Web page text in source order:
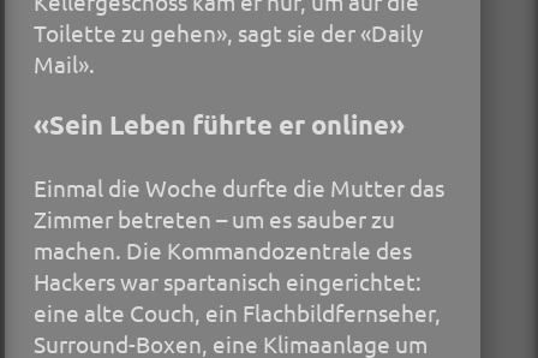
Toi­lette zu gehen», sagt sie der «Daily
Mail».
«Sein Leben führte er online»
Einmal die Woche durfte die Mutter das
Zimmer betreten – um es sauber zu
machen. Die Kommandozentrale des
Hackers war spartanisch eingerichtet:
eine alte Couch, ein Flachbildfernseher,
Surround-Boxen, eine Klimaanlage um